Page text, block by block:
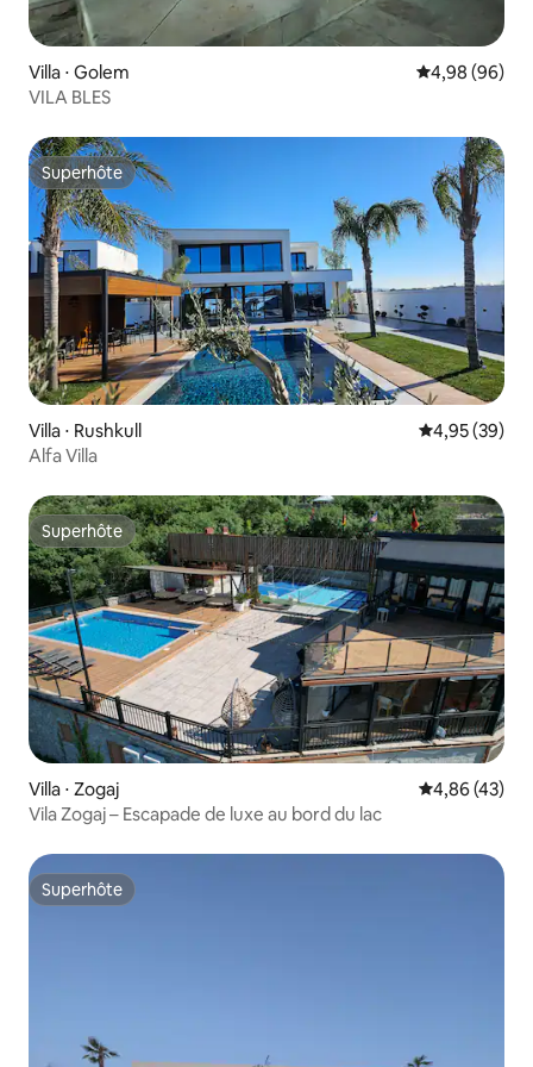
Villa ⋅ Golem Évaluation
4,98 (96)
VILA BLES
Superhôte
Superhôte
Villa ⋅ Rushkull Évaluation
4,95 (39)
Alfa Villa
Superhôte
Superhôte
Villa ⋅ Zogaj Évaluation
4,86 (43)
Vila Zogaj – Escapade de luxe au bord du lac
Superhôte
Superhôte